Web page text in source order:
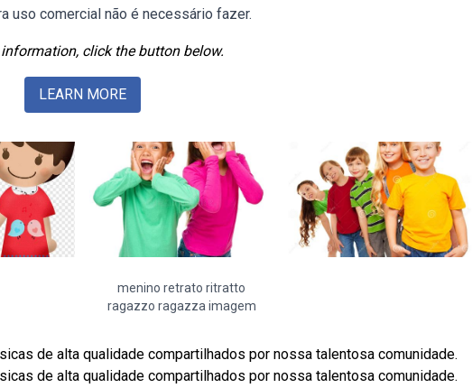
uso comercial não é necessário fazer.
click the button below.
LEARN MORE
menino retrato ritratto
ragazzo ragazza imagem
de alta qualidade compartilhados por nossa talentosa comunidade.
de alta qualidade compartilhados por nossa talentosa comunidade.